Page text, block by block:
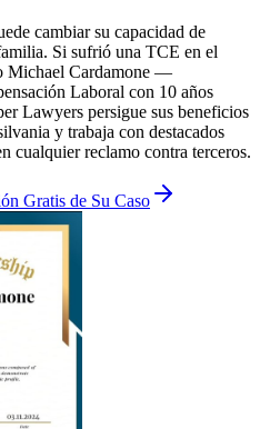
cambiar su capacidad de
Si sufrió una TCE en el
Michael Cardamone —
Laboral con 10 años
Lawyers persigue sus beneficios
y trabaja con destacados
cualquier reclamo contra terceros.
Gratis de Su Caso